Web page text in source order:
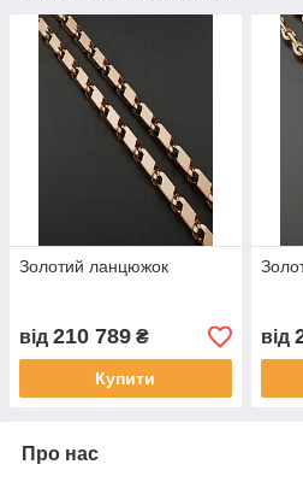
Золотий ланцюжок
від 210 789 ₴
Купити
від
Про нас